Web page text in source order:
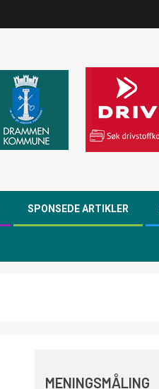
SPONSEDE ARTIKLER
MENINGSMÅLING